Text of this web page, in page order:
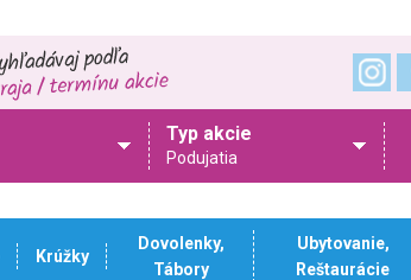
Typ akcie
Podujatia
Krúžky
Dovolenky,
Tábory
Ubytovanie,
Reštaurácie